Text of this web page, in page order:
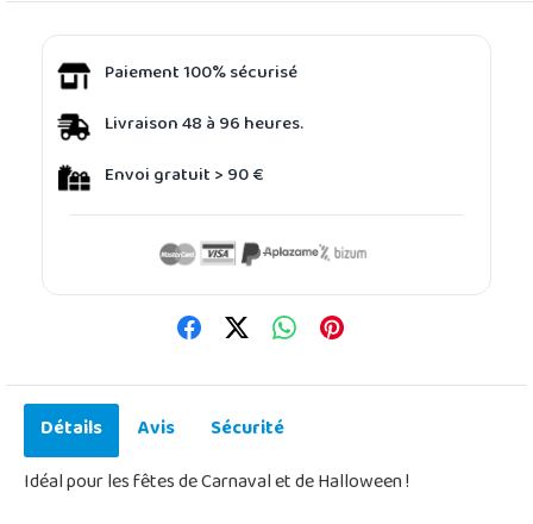
Paiement 100% sécurisé
Livraison 48 à 96 heures.
Envoi gratuit > 90 €
Détails Avis
Sécurité
Idéal pour les fêtes de Carnaval et de Halloween !